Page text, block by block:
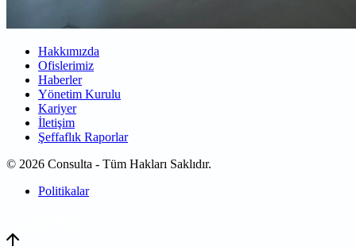
Hakkımızda
Ofislerimiz
Haberler
Yönetim Kurulu
Kariyer
İletişim
Şeffaflık Raporlar
© 2026 Consulta - Tüm Hakları Saklıdır.
Politikalar